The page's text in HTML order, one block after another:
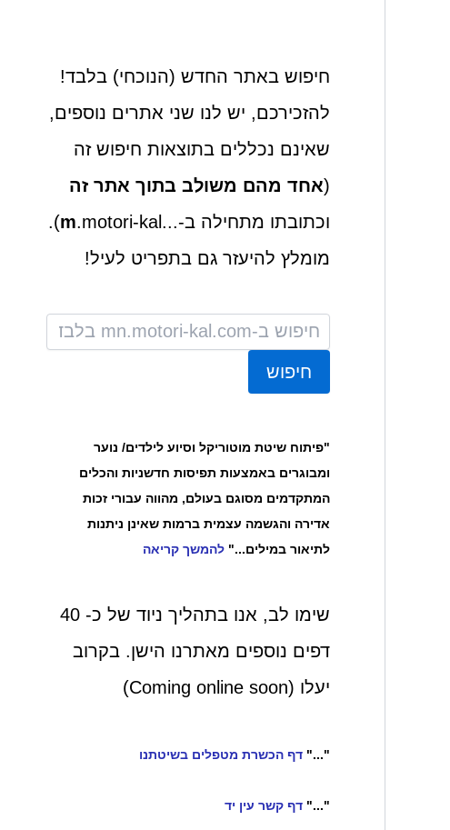
חיפוש באתר החדש (הנוכחי) בלבד!
להזכירכם, יש לנו שני אתרים נוספים,
שאינם נכללים בתוצאות חיפוש זה
(אחד מהם משולב בתוך אתר זה
וכתובתו מתחילה ב-...
m
.motori-kal).
מומלץ להיעזר גם בתפריט לעיל!
חיפוש
"פיתוח שיטת מוטוריקל וסיוע לילדים/ נוער
ומבוגרים באמצעות תפיסות חדשניות והכלים
המתקדמים מסוגם בעולם, מהווה עבורי זכות
אדירה והגשמה עצמית ברמות שאינן ניתנות
לתיאור במילים..." להמשך קריאה
שימו לב, אנו בתהליך ניוד של כ- 40
דפים נוספים מאתרנו הישן. בקרוב
יעלו (Coming online soon)
"..." דף הכשרת מטפלים בשיטתנו
"..." דף קשר עין יד